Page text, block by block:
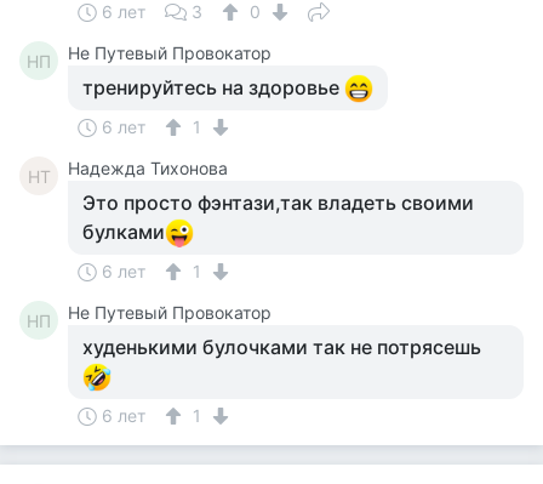
6 лет 3 0
НП Не Путевый Провокатор
тренируйтесь на здоровье
6 лет 1
НТ Надежда Тихонова
Это просто фэнтази,так владеть своими
булками
6 лет 1
НП Не Путевый Провокатор
худенькими булочками так не потрясешь
6 лет 1